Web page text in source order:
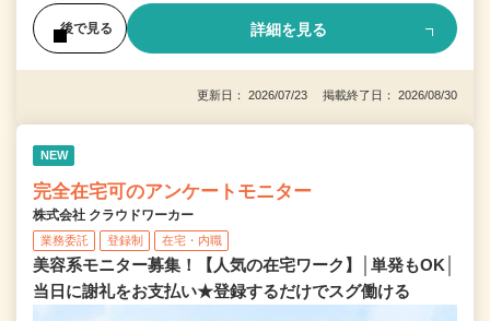
後で見る 詳細を見る
更新日： 2026/07/23 掲載終了日： 2026/08/30
NEW
完全在宅可のアンケートモニター
株式会社 クラウドワーカー
業務委託 登録制 在宅・内職
美容系モニター募集！【人気の在宅ワーク】│単発もOK│
当日に謝礼をお支払い★登録するだけでスグ働ける